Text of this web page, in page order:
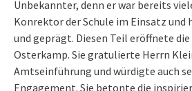
Unbekannter, denn er war bereits
Konrektor der Schule im Einsatz
und geprägt. Diesen Teil eröffnete
Osterkamp. Sie gratulierte Herrn
Amtseinführung und würdigte auch
Engagement. Sie betonte die